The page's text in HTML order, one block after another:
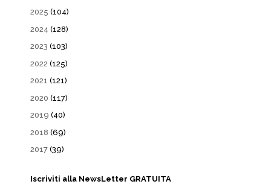
2025 (104)
2024 (128)
2023 (103)
2022 (125)
2021 (121)
2020 (117)
2019 (40)
2018 (69)
2017 (39)
Iscriviti alla NewsLetter GRATUITA